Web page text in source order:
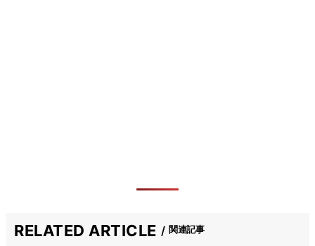
RELATED ARTICLE 関連記事